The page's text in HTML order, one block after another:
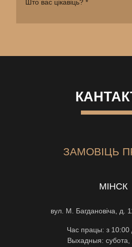
ЗАМОВІЦЬ
МІНСК
вул. М. Багдановіча, д.
Час працы: з 10:00
Выхадныя: субота,